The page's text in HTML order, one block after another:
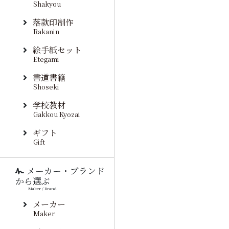
Shakyou
落款印制作
Rakanin
絵手紙セット
Etegami
書道書籍
Shoseki
学校教材
Gakkou Kyozai
ギフト
Gift
メーカー・ブランド
から選ぶ
Maker / Brand
メーカー
Maker